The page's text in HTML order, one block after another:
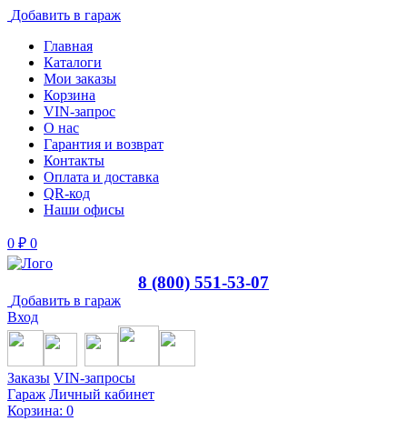
Добавить в гараж
Главная
Каталоги
Мои заказы
Корзина
VIN-запрос
О нас
Гарантия и возврат
Контакты
Оплата и доставка
QR-код
Наши офисы
0 ₽ 0
8 (800) 551-53-07
Добавить в гараж
Вход
Заказы VIN-запросы
Гараж Личный кабинет
Корзина: 0